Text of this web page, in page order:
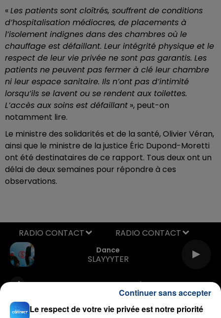
«Les patients sont cloîtrés, souffrent de conditions
d’hospitalisation médiocres, de placements à
l’isolement indignes dans des chambres où le
chauffage est défaillant. Leur intégrité physique et le
respect de leur vie privée ne sont pas garantis. Les
patients ne peuvent pas fermer à clé leur chambre
ni leur espace sanitaire. Ils n’ont pas d’intimité
lorsqu’ils se lavent ou se rendent aux toilettes.
L’accès aux soins est défaillant », peut-on
notamment lire.
Le ministre des solidarités et de la santé, Olivier Véran,
ainsi que le ministre de la justice Éric Dupond-Moretti
ont été destinataires de ce rapport. Tous deux ont un
délai de deux semaines pour répondre à ces
observations.
Dance
SLAYYYTER
RADIO CONTACT
Le respect de votre vie privée est notre priorité
Continuer sans accepter